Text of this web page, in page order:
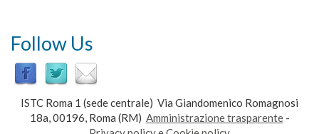
Follow Us
ISTC Roma 1 (sede centrale) Via Giandomenico Romagnosi
18a, 00196, Roma (RM) Amministrazione trasparente-